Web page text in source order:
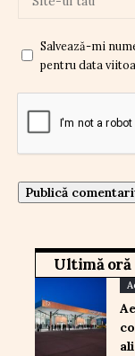
Salvează-mi
pentru data
Ultimă oră